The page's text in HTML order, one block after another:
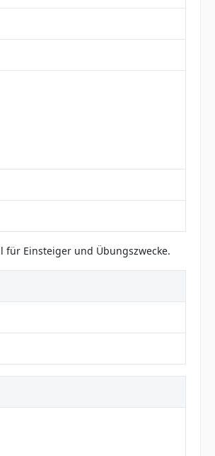
für Einsteiger und Übungszwecke.